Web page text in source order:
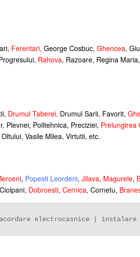
Ferentari, George Cosbuc, Ghencea,
Rahova, Razoare, Regina
Drumul Taberei, Drumul Sarii, Favorit,
Plevnei, Politehnica, Preciziei, Prelungirea
Vasile Milea, Virtutii, etc.
, Popesti Leordeni, Jilava, Magurele,
Dobroesti, Cernica, Cornetu,
electrocasnice |